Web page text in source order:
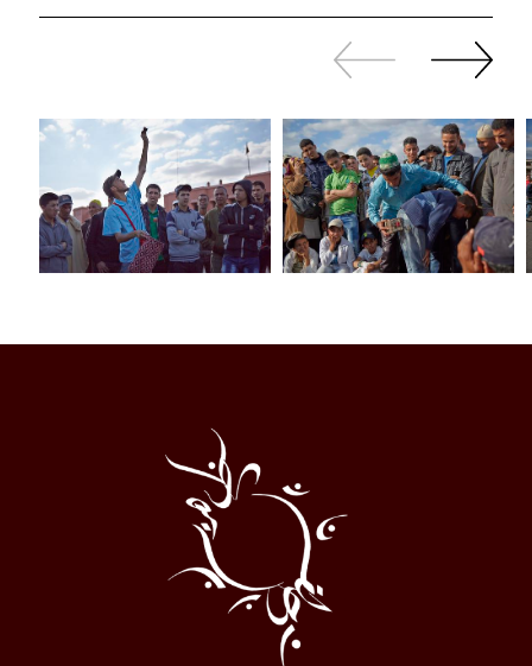
Zurück
sliden
Weiter
sliden
Halqa